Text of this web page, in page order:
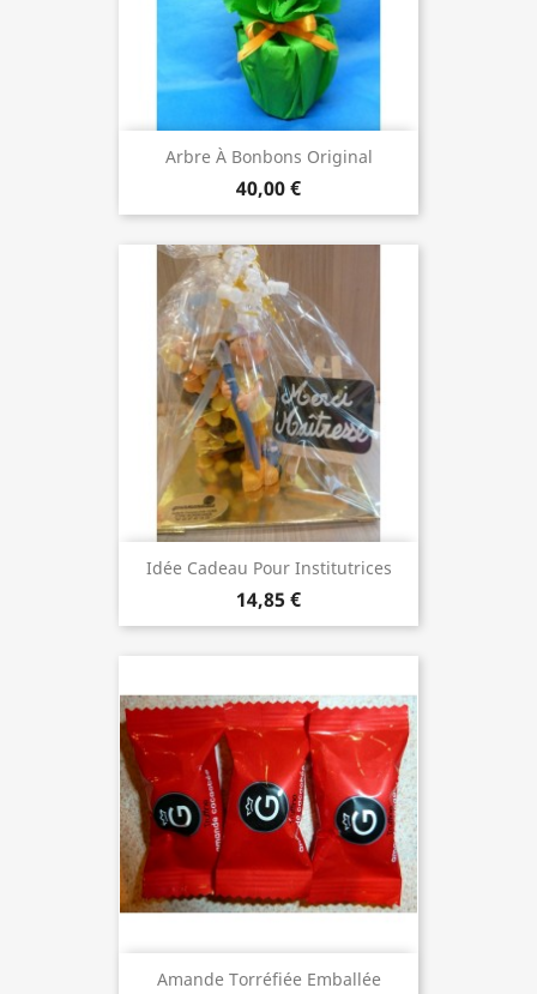
Arbre À Bonbons Original
40,00 €
Idée Cadeau Pour Institutrices
14,85 €
Amande Torréfiée Emballée